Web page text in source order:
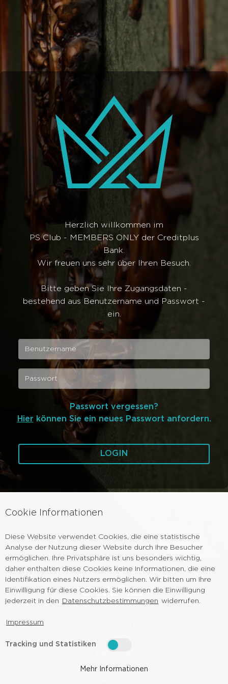
Cookie Informationen
Diese Website verwendet Cookies, die eine statistische
Analyse der Nutzung dieser Website durch ihre Besucher
ermöglichen. Ihre Privatsphäre ist uns besonders wichtig,
daher enthalten diese Cookies keine Informationen, die eine
Identifikation eines Nutzers ermöglichen. Wir bitten um Ihre
Einwilligung für diese Cookies. Sie können die Einwilligung
jederzeit in den
Datenschutzbestimmungen widerrufen.
Impressum
Tracking und Statistiken
Mehr Informationen
Herzlich willkommen im
PS Club - MEMBERS ONLY der Creditplus
Bank.
Wir freuen uns sehr über Ihren Besuch.
Bitte geben Sie Ihre Zugangsdaten -
bestehend aus Benutzername und Passwort -
ein.
Passwort vergessen?
Hier können Sie ein neues Passwort anfordern.
LOGIN